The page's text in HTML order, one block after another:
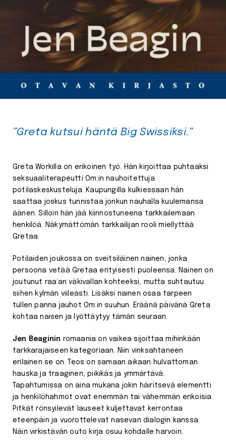
”Greta kutsui häntä Big Swissiksi.”
Greta Workilla on erikoinen työ. Hän kirjoittaa puhtaaksi
seksuaaliterapeutti Om:in nauhoitettuja
potilaskeskusteluja. Kaupungilla kulkiessaan hän
saattaa joskus tunnistaa jonkun nauhalla kuulemansa
äänen. Silloin hän jää kiinnostuneena tarkkailemaan
henkilöä. Näkymättömän tarkkailijan rooli miellyttää
Gretaa.
Potilaiden joukossa on sveitsiläinen nainen, jonka
persoona vetää Gretaa erityisesti puoleensa. Nainen on
joutunut raa’an väkivallan kohteeksi, mutta suhtautuu
siihen kylmän viileästi. Lisäksi nainen osaa tarpeen
tullen panna jauhot Om:in suuhun. Eräänä päivänä Greta
kohtaa naisen ja lyöttäytyy tämän seuraan.
Jen Beaginin romaania on vaikea sijoittaa mihinkään
tarkkarajaiseen kategoriaan. Niin vinksahtaneen
erilainen se on. Teos on samaan aikaan hulvattoman
hauska ja traaginen, piikikäs ja ymmärtävä.
Tapahtumissa on aina mukana jokin häiritsevä elementti
ja henkilöhahmot ovat enemmän tai vähemmän erikoisia.
Pitkät rönsyilevät lauseet kuljettavat kerrontaa
eteenpäin ja vuorottelevat nasevan dialogin kanssa.
Näin virkistävän outo kirja osuu kohdalle harvoin.